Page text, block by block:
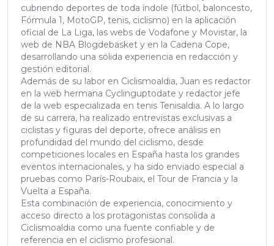
cubriendo deportes de toda índole (fútbol, baloncesto,
Fórmula 1, MotoGP, tenis, ciclismo) en la aplicación
oficial de La Liga, las webs de Vodafone y Movistar, la
web de NBA Blogdebasket y en la Cadena Cope,
desarrollando una sólida experiencia en redacción y
gestión editorial.
Además de su labor en Ciclismoaldia, Juan es redactor
en la web hermana Cyclinguptodate y redactor jefe
de la web especializada en tenis Tenisaldia. A lo largo
de su carrera, ha realizado entrevistas exclusivas a
ciclistas y figuras del deporte, ofrece análisis en
profundidad del mundo del ciclismo, desde
competiciones locales en España hasta los grandes
eventos internacionales, y ha sido enviado especial a
pruebas como París-Roubaix, el Tour de Francia y la
Vuelta a España.
Esta combinación de experiencia, conocimiento y
acceso directo a los protagonistas consolida a
Ciclismoaldia como una fuente confiable y de
referencia en el ciclismo profesional.